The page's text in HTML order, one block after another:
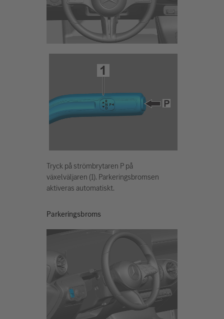
Tryck på strömbrytaren P på
växelväljaren (1). Parkeringsbromsen
aktiveras automatiskt.
Parkeringsbroms